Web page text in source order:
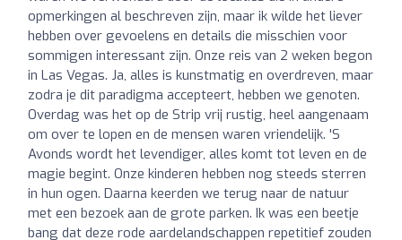
opmerkingen al beschreven zijn, maar ik wilde het liever
hebben over gevoelens en details die misschien voor
sommigen interessant zijn. Onze reis van 2 weken begon
in Las Vegas. Ja, alles is kunstmatig en overdreven, maar
zodra je dit paradigma accepteert, hebben we genoten.
Overdag was het op de Strip vrij rustig, heel aangenaam
om over te lopen en de mensen waren vriendelijk. 'S
Avonds wordt het levendiger, alles komt tot leven en de
magie begint. Onze kinderen hebben nog steeds sterren
in hun ogen. Daarna keerden we terug naar de natuur
met een bezoek aan de grote parken. Ik was een beetje
bang dat deze rode aardelandschappen repetitief zouden